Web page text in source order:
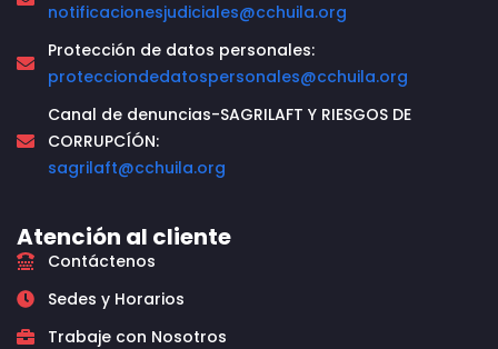
notificacionesjudiciales@cchuila.org
Protección de datos personales:
protecciondedatospersonales@cchuila.org
Canal de denuncias-SAGRILAFT Y RIESGOS DE
CORRUPCÍÓN:
sagrilaft@cchuila.org
Atención al cliente
Contáctenos
Sedes y Horarios
Trabaje con Nosotros